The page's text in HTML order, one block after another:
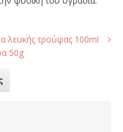
λευκής τρούφας 100ml
50g